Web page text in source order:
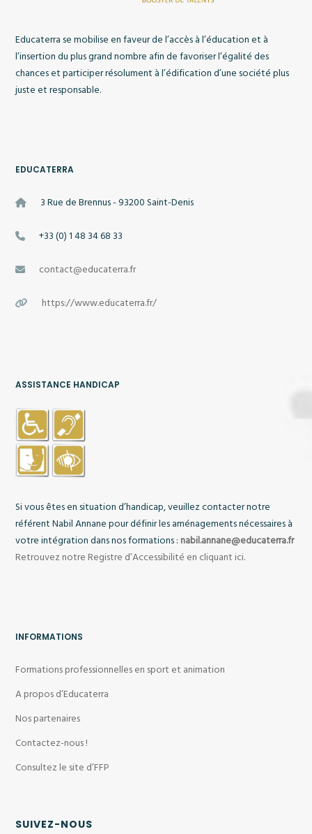
Educaterra se mobilise en faveur de l’accès à l’éducation et à
l’insertion du plus grand nombre afin de favoriser l’égalité des
chances et participer résolument à l’édification d’une société plus
juste et responsable.
EDUCATERRA
3 Rue de Brennus - 93200 Saint-Denis
+33 (0) 1 48 34 68 33
contact@educaterra.fr
https://www.educaterra.fr/
ASSISTANCE HANDICAP
Si vous êtes en situation d’handicap, veuillez contacter notre
référentNabil Annanepour définir les aménagements nécessaires à
votre intégration dans nos formations : nabil.annane@educaterra.fr
Retrouvez notre Registre d’Accessibilité en cliquant ici.
INFORMATIONS
Formations professionnelles en sport et animation
A propos d’Educaterra
Nos partenaires
Contactez-nous !
Consultez le site d’FFP
SUIVEZ-NOUS